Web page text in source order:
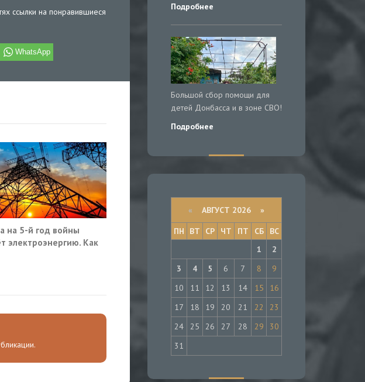
ссылки на понравившиеся
WhatsApp
на 5-й год войны
электроэнергию. Как
Подробнее
Большой сбор помощи для
детей Донбасса и в зоне СВО!
Подробнее
« АВГУСТ 2026 »
ПН
ВТ СР ЧТ ПТ СБ
ВС
1
2
3
4 5 6 7 8
9
10
11 12 13 14 15
16
17
18 19 20 21 22
23
24
25 26 27 28 29
30
31